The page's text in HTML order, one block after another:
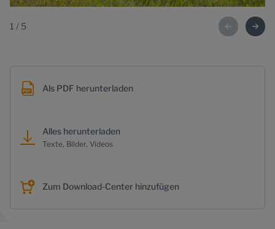
1 / 5
Als PDF herunterladen
Alles herunterladen
Texte, Bilder, Videos
Zum Download-Center hinzufügen